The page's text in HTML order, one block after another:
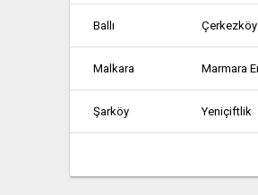
Ballı Çerkezköy
Malkara
Şarköy Yeniçiftlik